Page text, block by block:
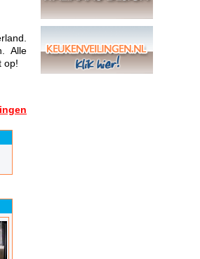
Alle
op!